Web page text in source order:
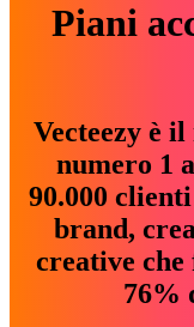
Piani
Vecteezy è
numero 1
90.000
brand,
creative
76%